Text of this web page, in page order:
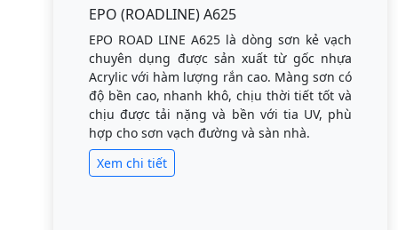
EPO (ROADLINE) A625
EPO ROAD LINE A625 là dòng sơn kẻ vạch
chuyên dụng được sản xuất từ gốc nhựa
Acrylic với hàm lượng rắn cao. Màng sơn có
độ bền cao, nhanh khô, chịu thời tiết tốt và
chịu được tải nặng và bền với tia UV, phù
hợp cho sơn vạch đường và sàn nhà.
Xem chi tiết